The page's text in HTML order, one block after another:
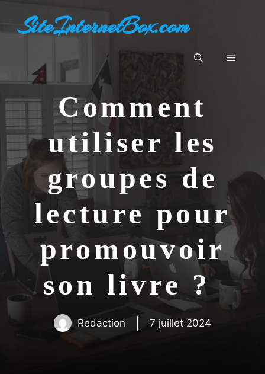
contenuSiteInternetBox.com
Menu
Comment
utiliser les
groupes de
lecture pour
promouvoir
son livre ?
Redaction 7 juillet 2024